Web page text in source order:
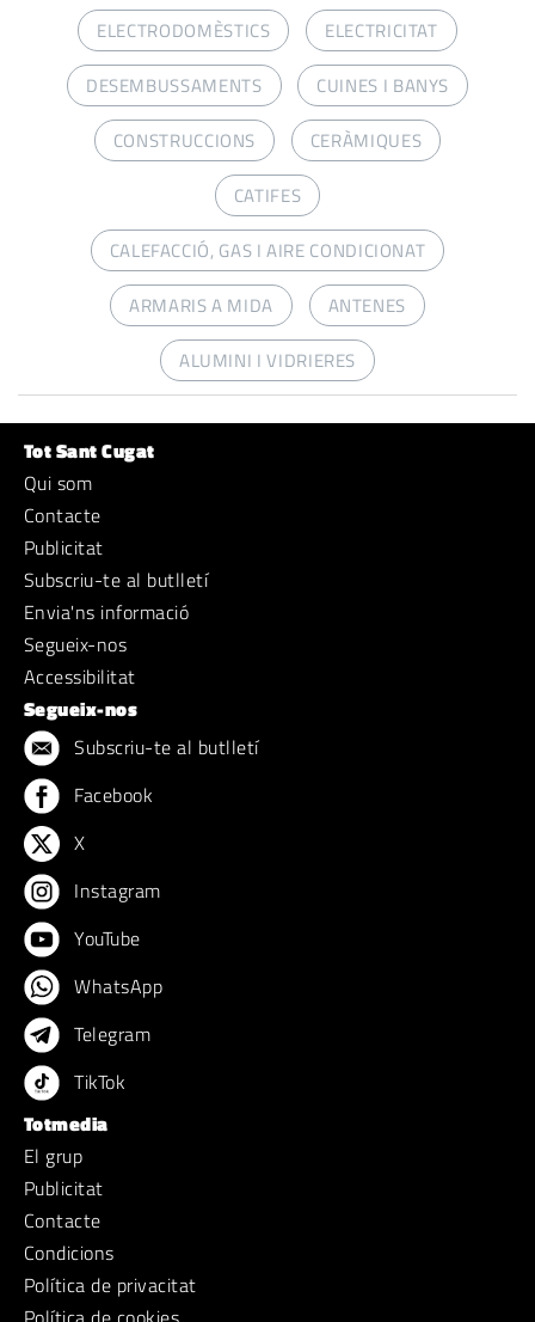
ELECTRODOMÈSTICS
ELECTRICITAT
DESEMBUSSAMENTS
CUINES I BANYS
CONSTRUCCIONS
CERÀMIQUES
CATIFES
CALEFACCIÓ, GAS I AIRE CONDICIONAT
ARMARIS A MIDA
ANTENES
ALUMINI I VIDRIERES
Tot Sant Cugat
Qui som
Contacte
Publicitat
Subscriu-te al butlletí
Envia'ns informació
Segueix-nos
Accessibilitat
Segueix-nos
Subscriu-te al butlletí
Facebook
X
Instagram
YouTube
WhatsApp
Telegram
TikTok
Totmedia
El grup
Publicitat
Contacte
Condicions
Política de privacitat